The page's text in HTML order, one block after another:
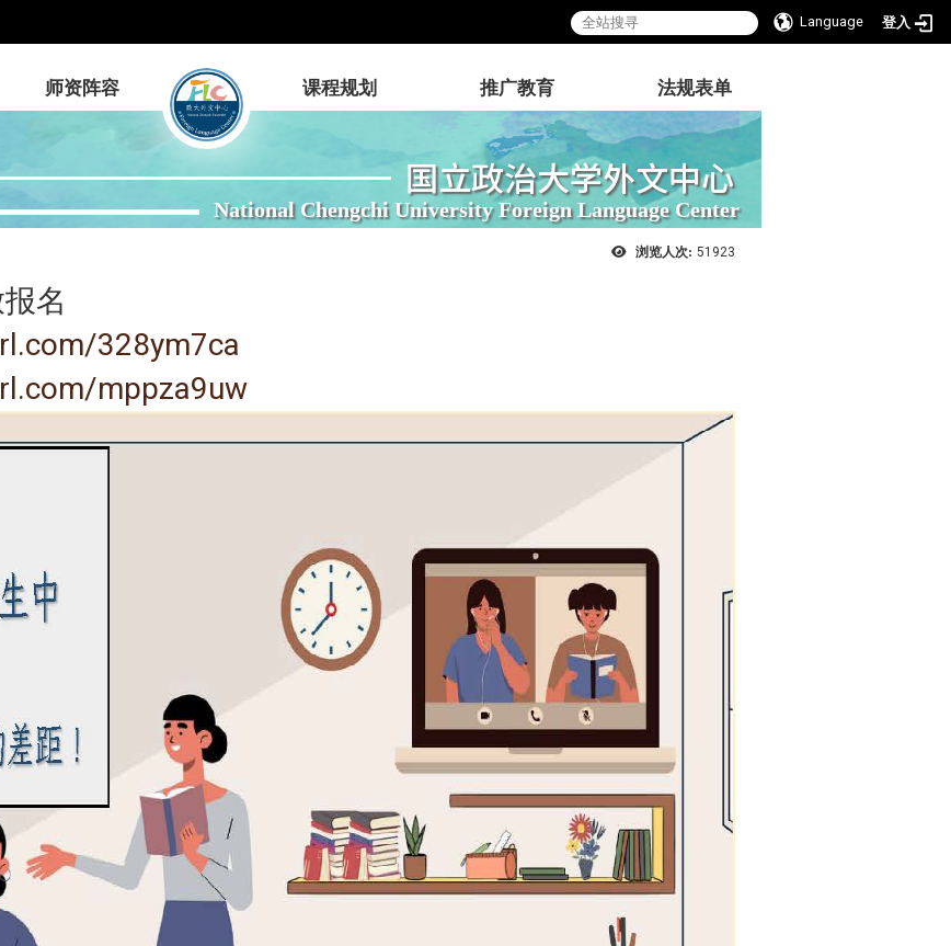
Language 登入
国立政治大学外文中心
National Chengchi University Foreign Language Center
师资阵容 课程规划 推广教育 法规表单
浏览人次: 51923
名
328ym7ca
mppza9uw